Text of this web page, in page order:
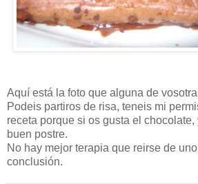
Aquí está la foto que alguna de
Podeis partiros de risa, teneis mi
receta porque si os gusta el
buen postre.
No hay mejor terapia que reirse de
conclusión.